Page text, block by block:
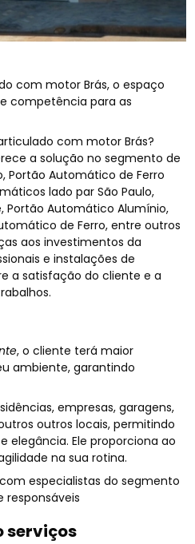
com motor Brás, o espaço
competência para as
com motor Brás?
a solução no segmento de
Portão Automático de Ferro
lado par São Paulo,
Portão Automático Alumínio,
de Ferro, entre outros
aos investimentos da
e instalações de
a satisfação do cliente e a
, o cliente terá maior
ambiente, garantindo
empresas, garagens,
outros locais, permitindo
elegância. Ele proporciona ao
na sua rotina.
especialistas do segmento
responsáveis
serviços